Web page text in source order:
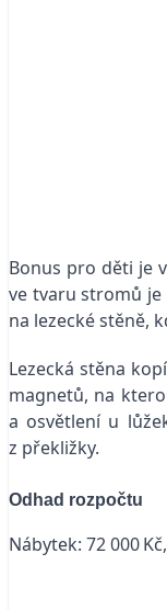
Bonus pro děti je
ve tvaru stromů
na lezecké stěně,
Lezecká stěna
magnetů, na
a osvětlení u
z překližky.
Odhad rozpočtu
Nábytek: 72 000